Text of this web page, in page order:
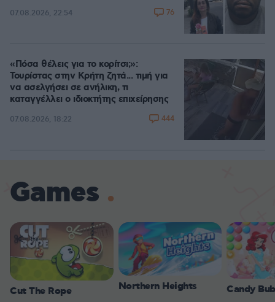
07.08.2026, 22:54 76
«Πόσα θέλεις για το κορίτσι;»:
Τουρίστας στην Κρήτη ζητά... τιμή για
να ασελγήσει σε ανήλικη, τι
καταγγέλλει ο ιδιοκτήτης επιχείρησης
07.08.2026, 18:22 444
Games
Cut The Rope Northern Heights Candy